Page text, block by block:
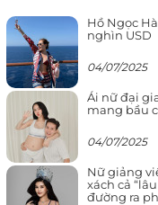
Hồ Ngọc
nghìn USD
04/07/2025
Ái nữ đại
mang bầu
04/07/2025
Nữ giảng
xách cả
đường ra